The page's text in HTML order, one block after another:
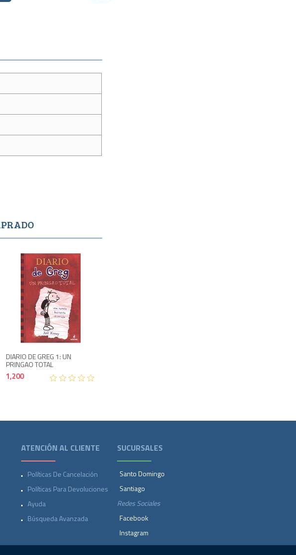
500
DIARIO DE GREG 1: UN
PRINGAO TOTAL
1,200
ATENCIÓN AL CLIENTE
Políticas De Cancelación
Políticas Para Devoluciones
Ayuda
Búsqueda Avanzada
SUCURSALES
Santo Domingo
Santiago
Redes Sociales
Facebook
Instagram